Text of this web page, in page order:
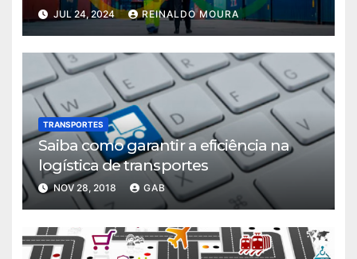
JUL 24, 2024 REINALDO MOURA
TRANSPORTES
Saiba como garantir a eficiência na
logística de transportes
NOV 28, 2018 GAB